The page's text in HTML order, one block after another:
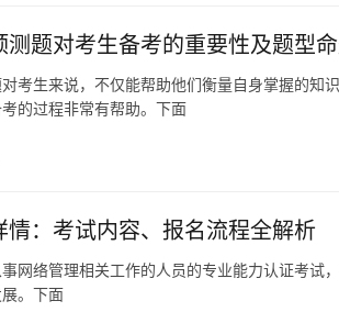
测题对考生备考的重要性及题型
考生来说，不仅能帮助他们衡量自身掌握的知
的过程非常有帮助。下面
情：考试内容、报名流程全解析
网络管理相关工作的人员的专业能力认证考试
。下面